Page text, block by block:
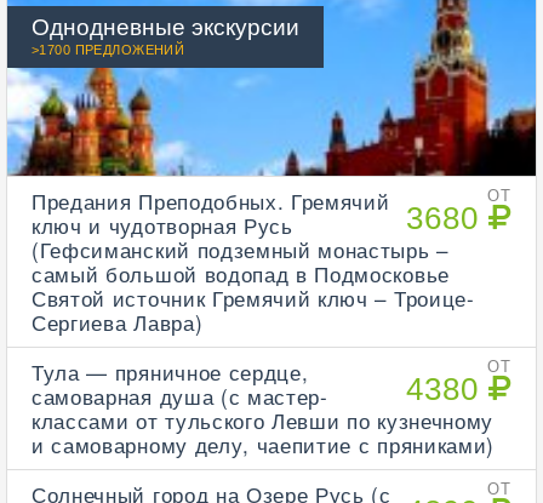
Однодневные экскурсии
>1700 ПРЕДЛОЖЕНИЙ
ОТ
3680
Предания Преподобных. Гремячий
ключ и чудотворная Русь
(Гефсиманский подземный монастырь –
самый большой водопад в Подмосковье
Святой источник Гремячий ключ – Троице-
Сергиева Лавра)
ОТ
4380
Тула — пряничное сердце,
самоварная душа (с мастер-
классами от тульского Левши по кузнечному
и самоварному делу, чаепитие с пряниками)
ОТ
Солнечный город на Озере Русь (с